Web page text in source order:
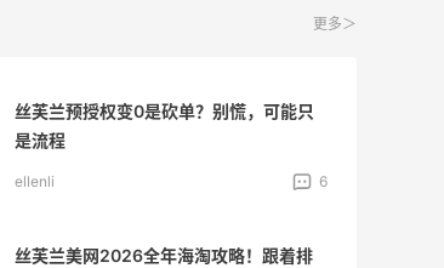
更多＞
丝芙兰预授权变0是砍单？别慌，可能只
是流程
ellenli 6
丝芙兰美网2026全年海淘攻略！跟着排